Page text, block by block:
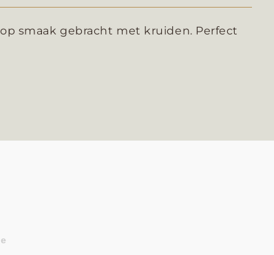
smaak gebracht met kruiden. Perfect